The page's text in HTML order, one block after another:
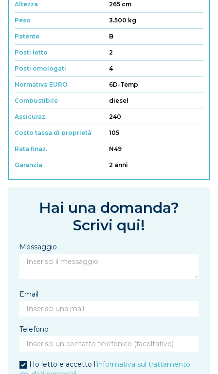
Altezza 265 cm
Peso 3.500 kg
Patente B
Posti letto 2
Posti omologati 4
Normativa EURO 6D-Temp
Combustibile diesel
Assicuraz. 240
Costo tassa di proprietà 105
Rata finaz. N49
Garanzia 2 anni
Hai una domanda?
Scrivi qui!
Messaggio
Email
Telefono
Ho letto e accetto l'informativa sul trattamento